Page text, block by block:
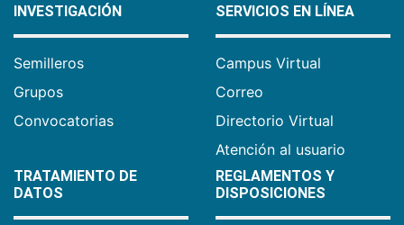
INVESTIGACIÓN
Semilleros
Grupos
Convocatorias
SERVICIOS EN LÍNEA
Campus Virtual
Correo
Directorio Virtual
Atención al usuario
TRATAMIENTO DE
DATOS
REGLAMENTOS Y
DISPOSICIONES